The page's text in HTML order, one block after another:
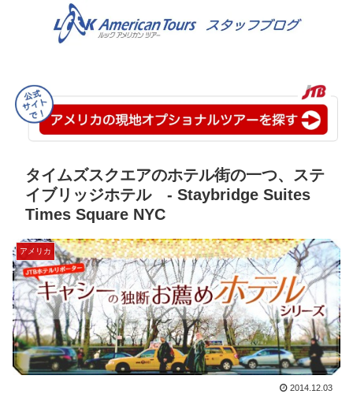
タイムズスクエアのホテル街の一つ、ステ
イブリッジホテル - Staybridge Suites
Times Square NYC
アメリカ
2014.12.03